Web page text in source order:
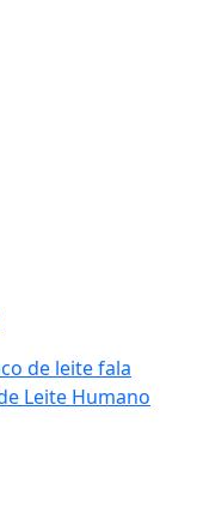
de leite fala
Leite Humano